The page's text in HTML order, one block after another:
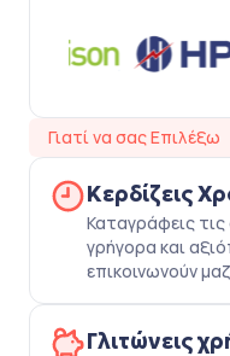
Γιατί να σας Επιλέξω
Κερδίζεις
Καταγράφεις τις
γρήγορα και
επικοινωνούν
Γλιτώνεις